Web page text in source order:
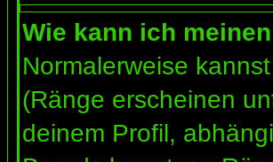
Wie kann ich
Normalerweise
(Ränge erscheinen
deinem Profil,